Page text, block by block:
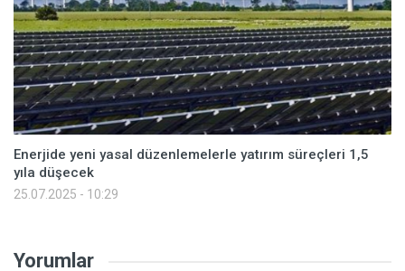
Enerjide yeni yasal düzenlemelerle yatırım süreçleri 1,5
yıla düşecek
25.07.2025 - 10:29
Yorumlar